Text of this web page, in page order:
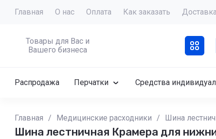
Главная О нас Оплата Как заказать
Товары для Вас и
Вашего бизнеса
Распродажа Перчатки Средства
Главная / Медицинские расходники / Шина
Шина лестничная Крамера для